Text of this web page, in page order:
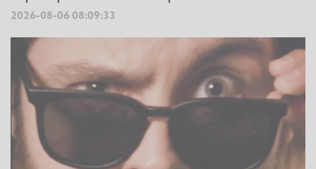
2026-08-06 08:09:33